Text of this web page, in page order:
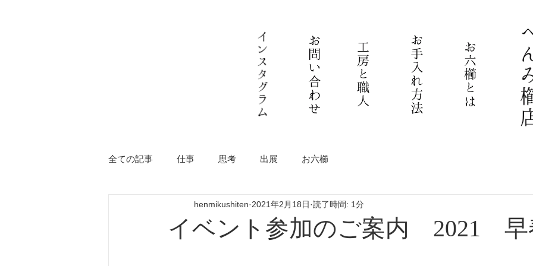
全ての記事 仕事 思考 出展 お六櫛
イベント参加のご案内 2021 早
henmikushiten 2021年2月18日 読了時間: 1分